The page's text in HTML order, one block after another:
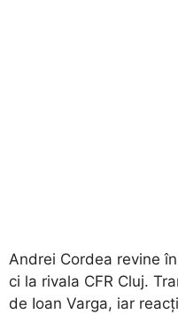
Andrei Cordea revine
ci la rivala CFR Cluj.
de Ioan Varga, iar